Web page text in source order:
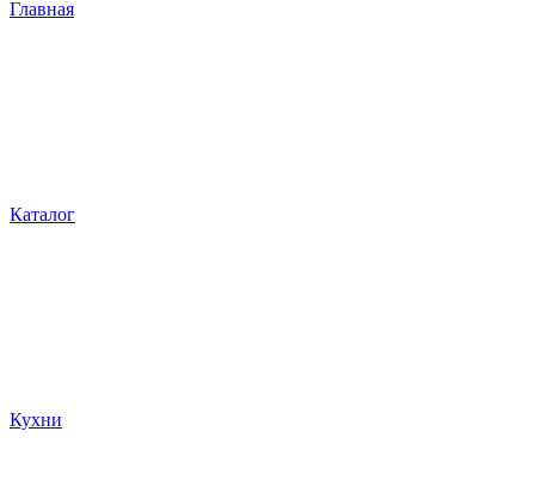
Главная
Каталог
Кухни